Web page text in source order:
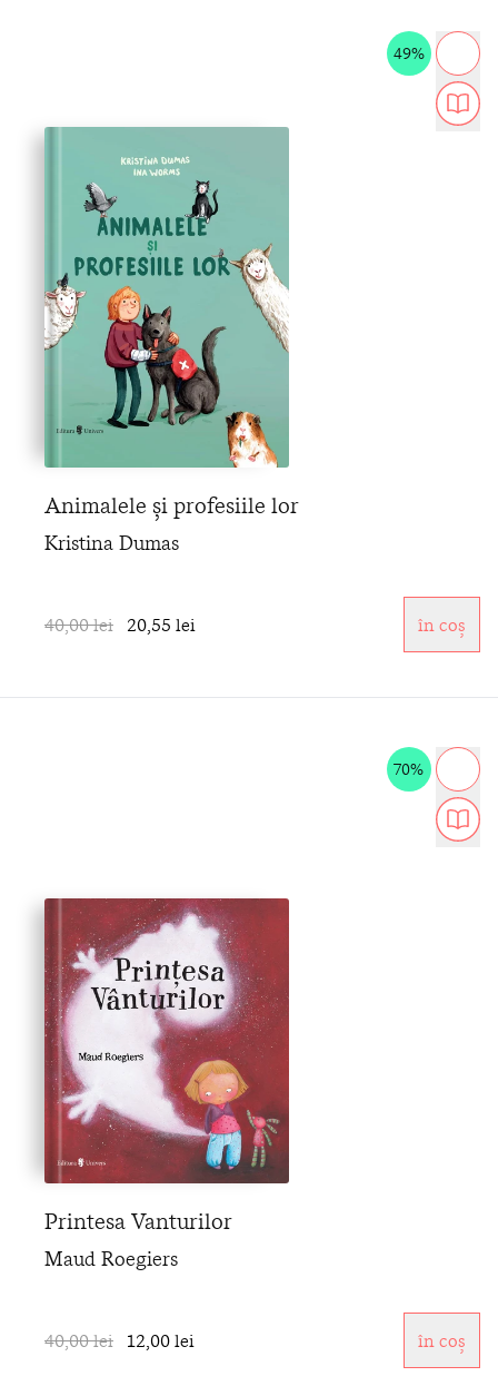
49%
Animalele și profesiile lor
Kristina Dumas
40,00 lei 20,55 lei în coș
70%
Printesa Vanturilor
Maud Roegiers
40,00 lei 12,00 lei în coș